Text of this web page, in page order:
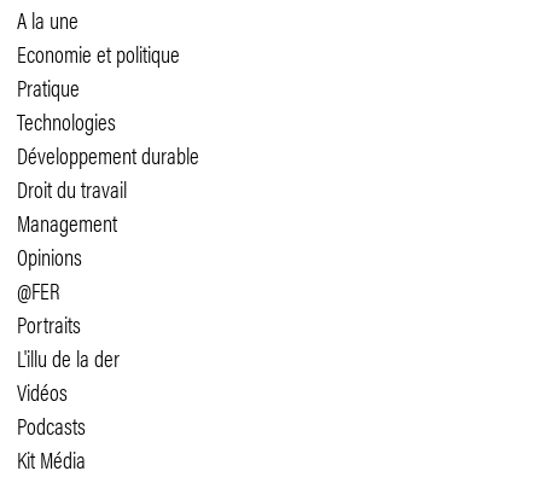
A la une
Economie et politique
Pratique
Technologies
Développement durable
Droit du travail
Management
Opinions
@FER
Portraits
L'illu de la der
Vidéos
Podcasts
Kit Média